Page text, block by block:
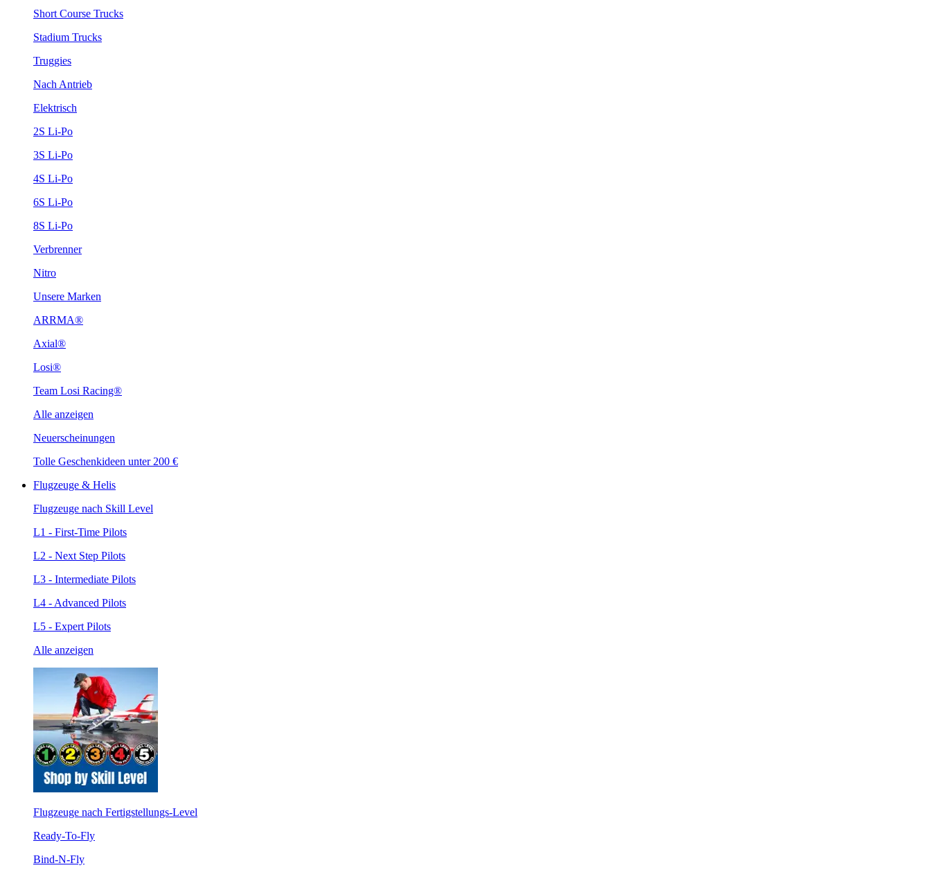
Short Course Trucks
Stadium Trucks
Truggies
Nach Antrieb
Elektrisch
2S Li-Po
3S Li-Po
4S Li-Po
6S Li-Po
8S Li-Po
Verbrenner
Nitro
Unsere Marken
ARRMA®
Axial®
Losi®
Team Losi Racing®
Alle anzeigen
Neuerscheinungen
Tolle Geschenkideen unter 200 €
Flugzeuge & Helis
Flugzeuge nach Skill Level
L1 - First-Time Pilots
L2 - Next Step Pilots
L3 - Intermediate Pilots
L4 - Advanced Pilots
L5 - Expert Pilots
Alle anzeigen
Flugzeuge nach Fertigstellungs-Level
Ready-To-Fly
Bind-N-Fly